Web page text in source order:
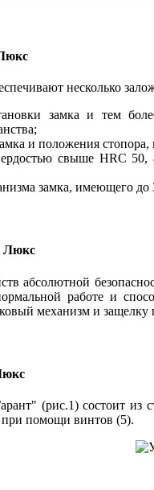
несколько
замка и тем
и положения
свыше HRC
замка, имеющего
Люкс
абсолютной
работе и
механизм и
(рис.1) состоит
помощи винтов (5).